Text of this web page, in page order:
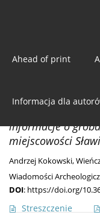
Ahead of print
Informacja dla
Słowo
MISCELLANEA
informacje o
miejscowości
Andrzej Kokowski,
Wiadomości
DOI: https://doi.org/
Streszczenie